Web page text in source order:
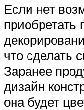
Если нет
приобретать
что сделать
Заранее
дизайн
она будет